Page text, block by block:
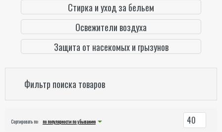
Стирка и уход за бельем
Освежители воздуха
Защита от насекомых и грызунов
Фильтр поиска товаров
Сортировать по: по популярности по убыванию 40